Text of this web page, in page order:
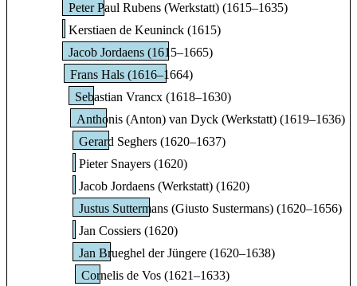
Peter Paul Rubens (Werkstatt) (1615–1635)
Kerstiaen de Keuninck (1615)
Jacob Jordaens (1615–1665)
Frans Hals (1616–1664)
Sebastian Vrancx (1618–1630)
Anthonis (Anton) van Dyck (Werkstatt) (1619–1636)
Gerard Seghers (1620–1637)
Pieter Snayers (1620)
Jacob Jordaens (Werkstatt) (1620)
Justus Suttermans (Giusto Sustermans) (1620–1656)
Jan Cossiers (1620)
Jan Brueghel der Jüngere (1620–1638)
Cornelis de Vos (1621–1633)